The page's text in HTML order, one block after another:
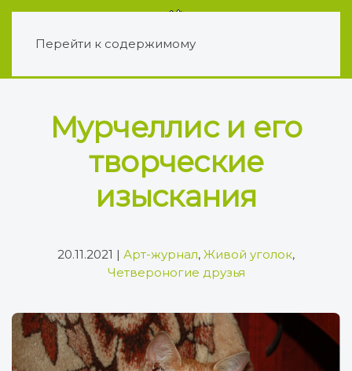
Перейти к содержимому
Мурчеллис и его
творческие
изыскания
20.11.2021 | Арт-журнал, Живой уголок,
Четвероногие друзья